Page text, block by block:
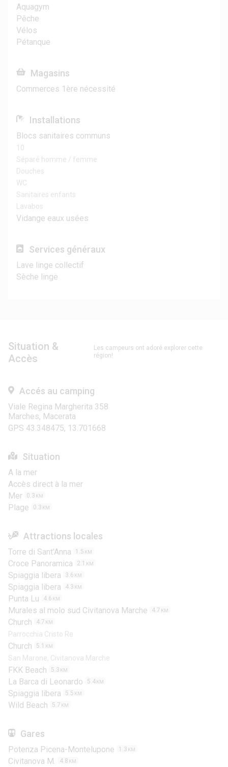
Aquagym
Pêche
Vélos
Pétanque
Magasins
Commerces 1ère nécessité
Installations
Blocs sanitaires communs
10
Séparé homme / femme
Douches
WC
Sanitaires enfants
Lavabos
Vidange eaux usées
Services généraux
Lave linge collectif
Sèche linge
Situation &
Accès
Les campeurs ont adoré explorer cette
région!
Accés au camping
Viale Regina Margherita 358
Marches, Macerata
GPS 43.348475, 13.701668
Situation
A la mer
Accès direct à la mer
Mer
0.3 KM
Plage 0.3 KM
Attractions locales
Torre di Sant'Anna 1.5 KM
Croce Panoramica 2.1 KM
Spiaggia libera 3.6 KM
Spiaggia libera 4.3 KM
Punta Lu 4.6 KM
Murales al molo sud Civitanova Marche 4.7 KM
Church 4.7 KM
Parrocchia Cristo Re
Church 5.1 KM
San Marone, Civitanova Marche
FKK Beach 5.3 KM
La Barca di Leonardo 5.4 KM
Spiaggia libera 5.5 KM
Wild Beach 5.7 KM
Gares
Potenza Picena-Montelupone 1.3 KM
Civitanova M. 4.8 KM